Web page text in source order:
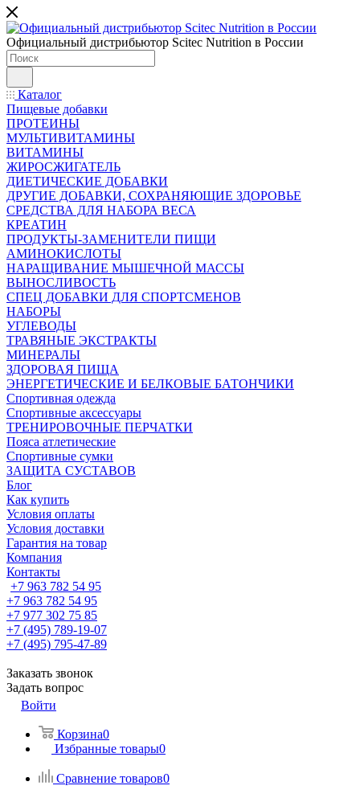
Официальный дистрибьютор Scitec Nutrition в России
Каталог
Пищевые добавки
ПРОТЕИНЫ
МУЛЬТИВИТАМИНЫ
ВИТАМИНЫ
ЖИРОСЖИГАТЕЛЬ
ДИЕТИЧЕСКИЕ ДОБАВКИ
ДРУГИЕ ДОБАВКИ, СОХРАНЯЮЩИЕ ЗДОРОВЬЕ
СРЕДСТВА ДЛЯ НАБОРА ВЕСА
КРЕАТИН
ПРОДУКТЫ-ЗАМЕНИТЕЛИ ПИЩИ
АМИНОКИСЛОТЫ
НАРАЩИВАНИЕ МЫШЕЧНОЙ МАССЫ
ВЫНОСЛИВОСТЬ
СПЕЦ ДОБАВКИ ДЛЯ СПОРТСМЕНОВ
НАБОРЫ
УГЛЕВОДЫ
ТРАВЯНЫЕ ЭКСТРАКТЫ
МИНЕРАЛЫ
ЗДОРОВАЯ ПИЩА
ЭНЕРГЕТИЧЕСКИЕ И БЕЛКОВЫЕ БАТОНЧИКИ
Спортивная одежда
Спортивные аксессуары
ТРЕНИРОВОЧНЫЕ ПЕРЧАТКИ
Пояса атлетические
Спортивные сумки
ЗАЩИТА СУСТАВОВ
Блог
Как купить
Условия оплаты
Условия доставки
Гарантия на товар
Компания
Контакты
+7 963 782 54 95
+7 963 782 54 95
+7 977 302 75 85
+7 (495) 789-19-07
+7 (495) 795-47-89
Заказать звонок
Задать вопрос
Войти
Корзина0
Избранные товары0
Сравнение товаров0